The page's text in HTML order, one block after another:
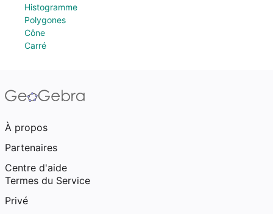
Histogramme
Polygones
Cône
Carré
À propos
Partenaires
Centre d'aide
Termes du Service
Privé